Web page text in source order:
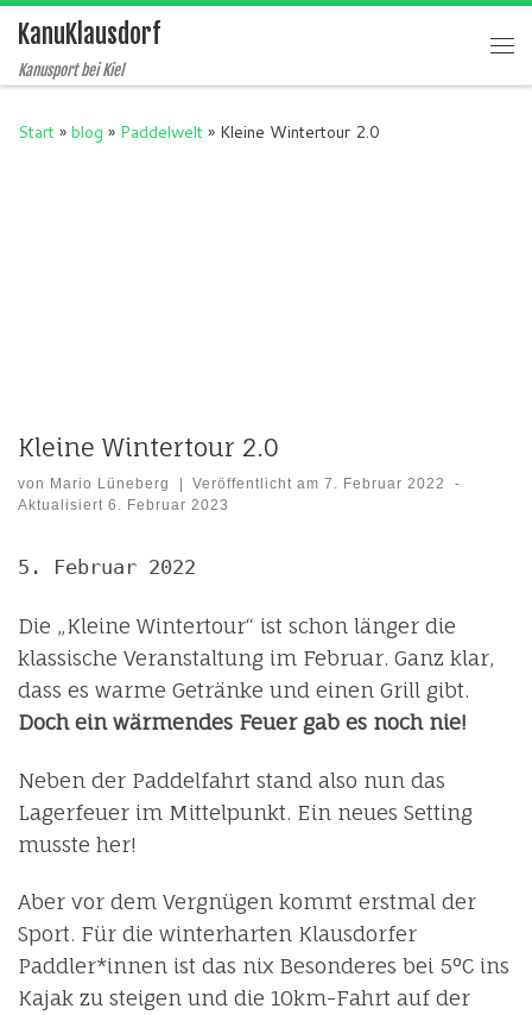
Zum Inhalt springen
KanuKlausdorf
Kanusport bei Kiel
Start » blog » Paddelwelt » Kleine Wintertour 2.0
Kleine Wintertour 2.0
von Mario Lüneberg Veröffentlicht am7. Februar 2022
-
Aktualisiert 6. Februar 2023
5. Februar 2022
Die „Kleine Wintertour“ ist schon länger die
klassische Veranstaltung im Februar. Ganz klar,
dass es warme Getränke und einen Grill gibt.
Doch ein wärmendes Feuer gab es noch nie!
Neben der Paddelfahrt stand also nun das
Lagerfeuer im Mittelpunkt. Ein neues Setting
musste her!
Aber vor dem Vergnügen kommt erstmal der
Sport. Für die winterharten Klausdorfer
Paddler*innen ist das nix Besonderes bei 5°C ins
Kajak zu steigen und die 10km-Fahrt auf der